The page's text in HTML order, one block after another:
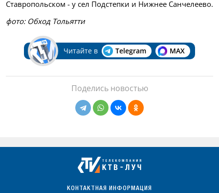
Ставропольском - у сел Подстепки и Нижнее Санчелеево.
фото: Обход Тольятти
Читайте в Telegram MAX
Поделись новостью
КОНТАКТНАЯ ИНФОРМАЦИЯ